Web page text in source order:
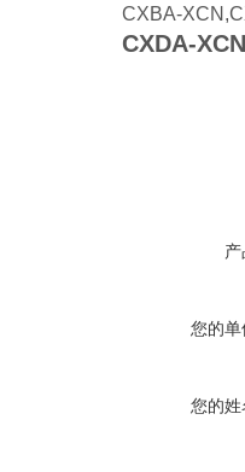
CXBA-
CXDA-
您的
您的